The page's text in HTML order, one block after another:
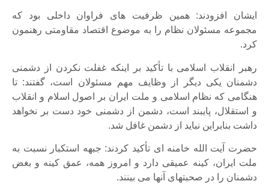
ایشان افزودند: همین ظرفیت های فراوان داخلی بود که
مجموعه مسئولان نظام را به موضوع اقتصاد مقاومتی رهنمون
کرد.
رهبر انقلاب اسلامی با تأکید بر اینکه غفلت نکردن از دشمنی
دشمنان یکی دیگر از وظایف مهم مسئولان است، گفتند: تا
هنگامی که نظام اسلامی و ملت ایران بر اصول اسلام و انقلاب
و استقلال، پایبند است، دشمن از دشمنی خود دست بر نخواهد
داشت بنابراین نباید از دشمن غافل شد.
حضرت آیت الله خامنه ای تأکید کردند: جبهه استکبار نسبت به
ملت ایران، کینه عمیقی دارد و امروز همه، عمق کینه و بغض
دشمنان را در صحبتهای آنها می بینند.